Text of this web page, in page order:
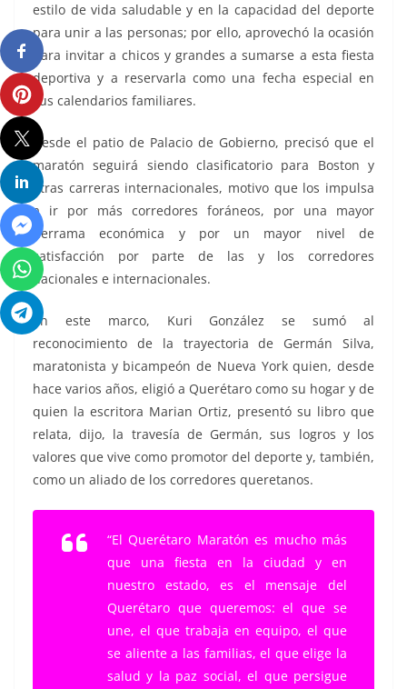
estilo de vida saludable y en la capacidad del deporte
para unir a las personas; por ello, aprovechó la ocasión
para invitar a chicos y grandes a sumarse a esta fiesta
deportiva y a reservarla como una fecha especial en
sus calendarios familiares.
Desde el patio de Palacio de Gobierno, precisó que el
maratón seguirá siendo clasificatorio para Boston y
otras carreras internacionales, motivo que los impulsa
a ir por más corredores foráneos, por una mayor
derrama económica y por un mayor nivel de
satisfacción por parte de las y los corredores
nacionales e internacionales.
En este marco, Kuri González se sumó al
reconocimiento de la trayectoria de Germán Silva,
maratonista y bicampeón de Nueva York quien, desde
hace varios años, eligió a Querétaro como su hogar y de
quien la escritora Marian Ortiz, presentó su libro que
relata, dijo, la travesía de Germán, sus logros y los
valores que vive como promotor del deporte y, también,
como un aliado de los corredores queretanos.
“El Querétaro Maratón es mucho más
que una fiesta en la ciudad y en
nuestro estado, es el mensaje del
Querétaro que queremos: el que se
une, el que trabaja en equipo, el que
se aliente a las familias, el que elige la
salud y la paz social, el que persigue